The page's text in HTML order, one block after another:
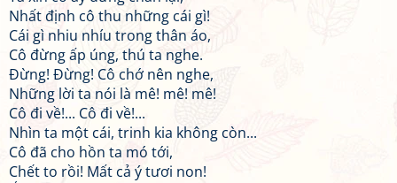
Nhất định cô thu những cái gì!
Cái gì nhiu nhíu trong thân áo,
Cô đừng ấp úng, thú ta nghe.
Đừng! Đừng! Cô chớ nên nghe,
Những lời ta nói là mê! mê! mê!
Cô đi về!... Cô đi về!...
Nhìn ta một cái, trinh kia không còn...
Cô đã cho hồn ta mó tới,
Chết to rồi! Mất cả ý tươi non!